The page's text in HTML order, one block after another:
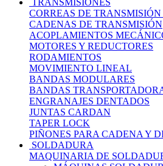
TRANSMISIONES
CORREAS DE TRANSMISIÓN
CADENAS DE TRANSMISIÓN
ACOPLAMIENTOS
MOTORES Y REDUCTORES
RODAMIENTOS
MOVIMIENTO LINEAL
BANDAS MODULARES
BANDAS
ENGRANAJES DENTADOS
JUNTAS CARDAN
TAPER LOCK
PIÑONES PARA CADENA Y
SOLDADURA
MAQUINARIA DE